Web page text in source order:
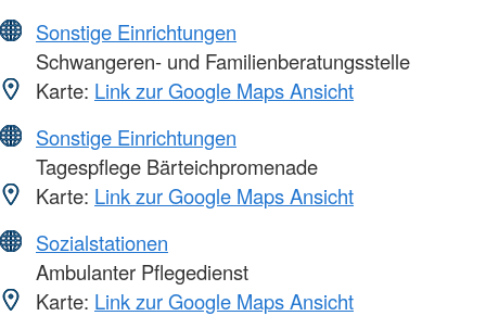
Sonstige Einrichtungen
Schwangeren- und Familienberatungsstelle
Karte: Link zur Google Maps Ansicht
Sonstige Einrichtungen
Tagespflege Bärteichpromenade
Karte: Link zur Google Maps Ansicht
Sozialstationen
Ambulanter Pflegedienst
Karte: Link zur Google Maps Ansicht